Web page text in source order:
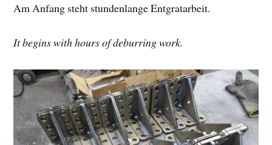
Am Anfang steht stundenlange Entgratarbeit.
It begins with hours of deburring work.